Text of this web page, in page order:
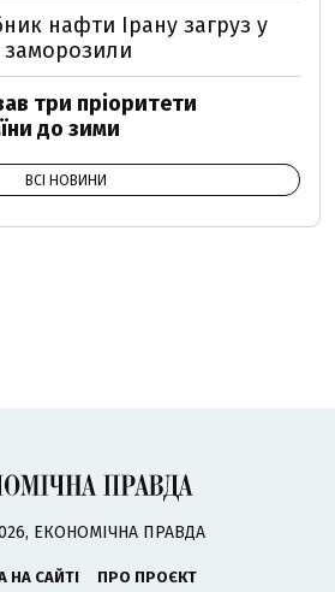
нафти Ірану загруз у
заморозили
три пріоритети
до зими
ВСІ НОВИНИ
ЕКОНОМІЧНА ПРАВДА
НА САЙТІ
ПРО ПРОЄКТ